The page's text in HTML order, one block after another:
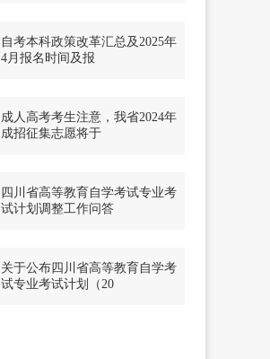
自考本科政策改革汇总及2025年
4月报名时间及报
成人高考考生注意，我省2024年
成招征集志愿将于
四川省高等教育自学考试专业考
试计划调整工作问答
关于公布四川省高等教育自学考
试专业考试计划（20